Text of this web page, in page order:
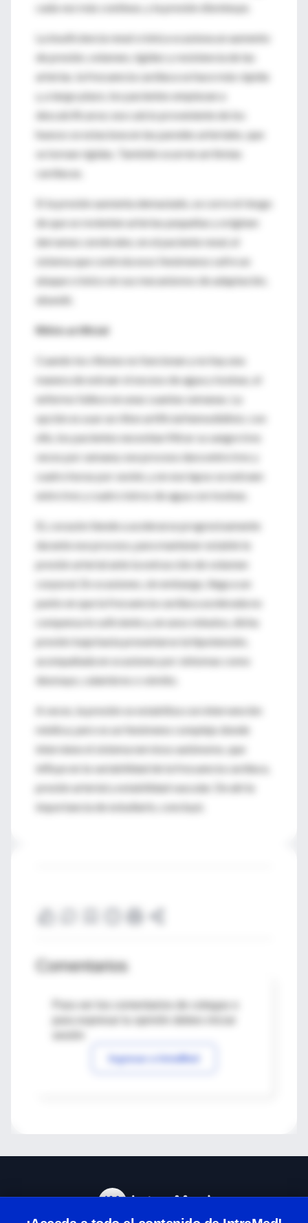
cada vez más continuo, y la presión disminuye.
La insuficiencia renal crónica ocasiona un aumento
de presión, volumen, rigidez y resistencia de las
arterias. la frecuencia cardiaca se hace más rápida
y, a largo plazo, los pacientes empiezan a
descalcificarse; ese calcio proveniente de los
huesos se estaciona en las paredes arteriales, que
se tornan rígidas. También ocurren arritmias
cardiacas.
SI la presión aumenta demasiado, se corre el riesgo
de que se revienten arterias pequeñas y originen
derrames cerebrales; en el paciente renal, el
sistema que controla esos fenómenos sufre un
ataque crónico en sus mecanismos de adaptación,
abundó.
Riñón artificial
Cuando los riñones no funcionan y no hay una
manera de extraer el exceso de agua y toxinas, el
enfermo fallece en unas cuantas semanas. La
opción es usar un riñon artificial hemodiálisis; con
ello, los pacientes necesitan filtrar su sangre tres
veces por semana; ese proceso dura entre tres y
cuatro horas por sesión, y en ese lapso se extraen
entre tres y cuatro lotros de agua con toxinas.
EL corazón tiende a acelerarse progresivamente
durante ese proceso, para mantener estable la
presión arterial ante la extracción de volumen
corporal. En ocasiones, sin embargo, llega a un
punto en que la frecuencia cardiaca acelerada no
compensa lo suficiente y, en unos minutos, dicha
presión baja hasta presentarse la hipotensión,
acompañada en ocasiones por síntomas como
desmayo, calambres o vómito.
A veces, la presión se estabiliza con intervención
médica; pero es un fenómeno complejo donde
interviene el sistema nervioso autónomo, que
influye en la variabilidad de la frecuencia cardiaca,
presión arterial y estabilidad vascular. De ahí la
importancia de estudiarlo, concluyó.
Comentarios
Para ver los comentarios de colegas o
Ingresar a IntraMed